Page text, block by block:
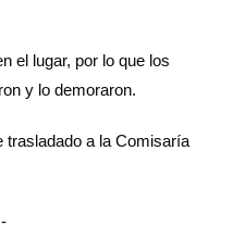
el lugar, por lo que los
y lo demoraron.
trasladado a la Comisaría